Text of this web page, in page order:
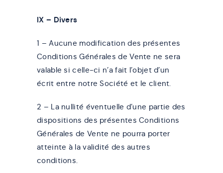
IX – Divers
1 – Aucune modification des présentes
Conditions Générales de Vente ne sera
valable si celle-ci n’a fait l’objet d’un
écrit entre notre Société et le client.
2 – La nullité éventuelle d’une partie des
dispositions des présentes Conditions
Générales de Vente ne pourra porter
atteinte à la validité des autres
conditions.